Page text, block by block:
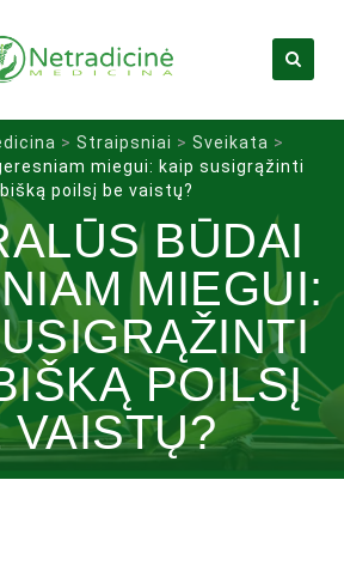
> Straipsniai > Sveikata >
miegui: kaip susigrąžinti
poilsį be vaistų?
BŪDAI
MIEGUI:
POILSĮ
VAISTŲ?